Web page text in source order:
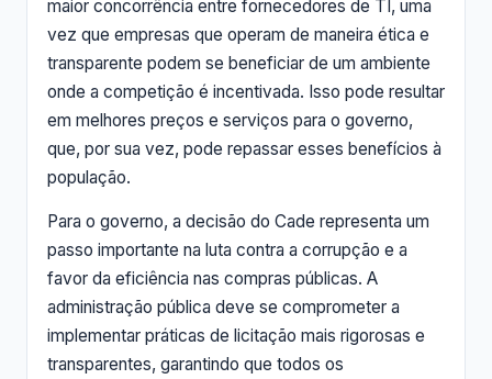
maior concorrência entre fornecedores de TI, uma
vez que empresas que operam de maneira ética e
transparente podem se beneficiar de um ambiente
onde a competição é incentivada. Isso pode resultar
em melhores preços e serviços para o governo,
que, por sua vez, pode repassar esses benefícios à
população.
Para o governo, a decisão do Cade representa um
passo importante na luta contra a corrupção e a
favor da eficiência nas compras públicas. A
administração pública deve se comprometer a
implementar práticas de licitação mais rigorosas e
transparentes, garantindo que todos os